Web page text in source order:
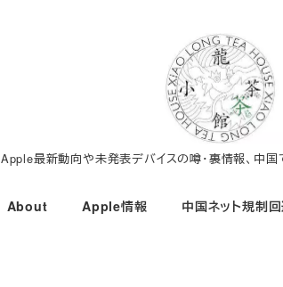
Apple最新動向や未発表デバイスの噂・裏情報、中国
About Apple情報 中国ネット規制